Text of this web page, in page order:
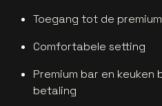
Toegang tot de
Comfortabele setting
Premium bar en
betaling